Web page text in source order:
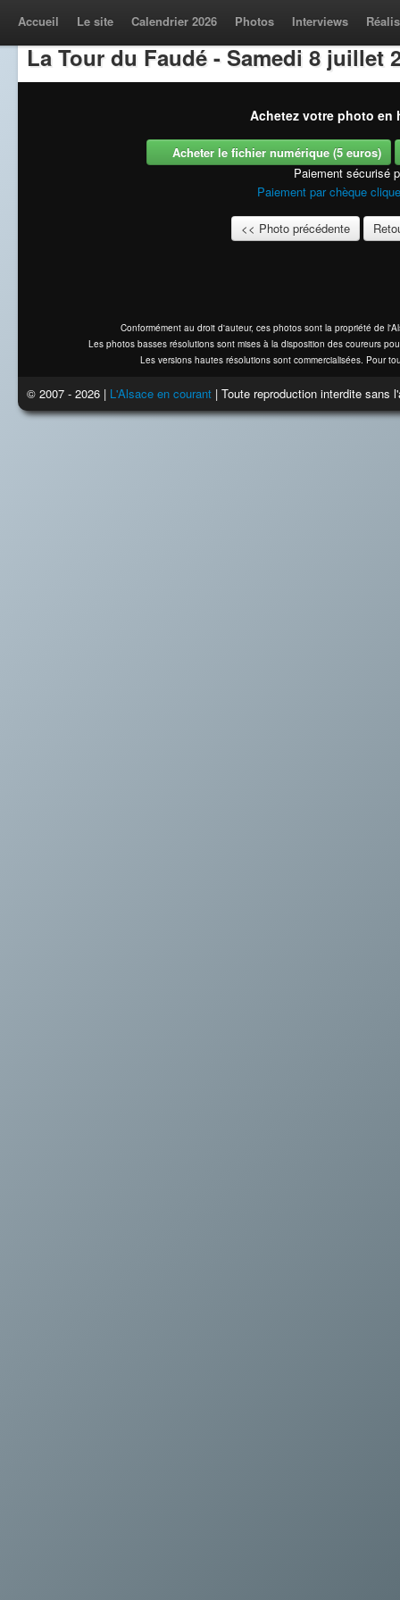
Accueil Le site Calendrier 2026 Photos Interviews
La Tour du Faudé - Samedi 8 juillet
Achetez votre photo en
Acheter le fichier numérique (5 euros)
Paiement sécurisé
Paiement par chèque
<< Photo précédente
Conformément au droit d'auteur, ces photos sont la propriété de
Les photos basses résolutions sont mises à la disposition des coureurs
Les versions hautes résolutions sont commercialisées. Pour
© 2007 - 2026 | L'Alsace en courant | Toute reproduction interdite sans